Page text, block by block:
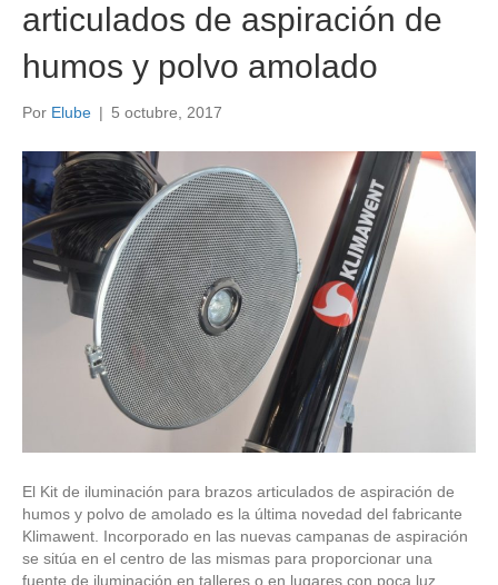
articulados de aspiración de
humos y polvo amolado
Por Elube | 5 octubre, 2017
El Kit de iluminación para brazos articulados de aspiración de
humos y polvo de amolado es la última novedad del fabricante
Klimawent. Incorporado en las nuevas campanas de aspiración
se sitúa en el centro de las mismas para proporcionar una
fuente de iluminación en talleres o en lugares con poca luz